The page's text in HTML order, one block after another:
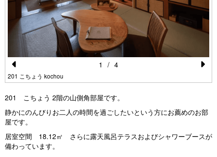
Pr
o
u
s
201 こちょう kochou
xt
1 / 4
201 こちょう 2階の山側角部屋です。
静かにのんびりお二人の時間を過ごしたいという方にお薦めのお部
屋です。
居室空間 18.12㎡ さらに露天風呂テラスおよびシャワーブースが
備わっています。